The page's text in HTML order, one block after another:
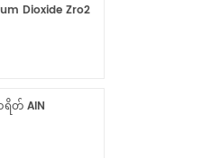
Dioxide Zro2
တ် AlN